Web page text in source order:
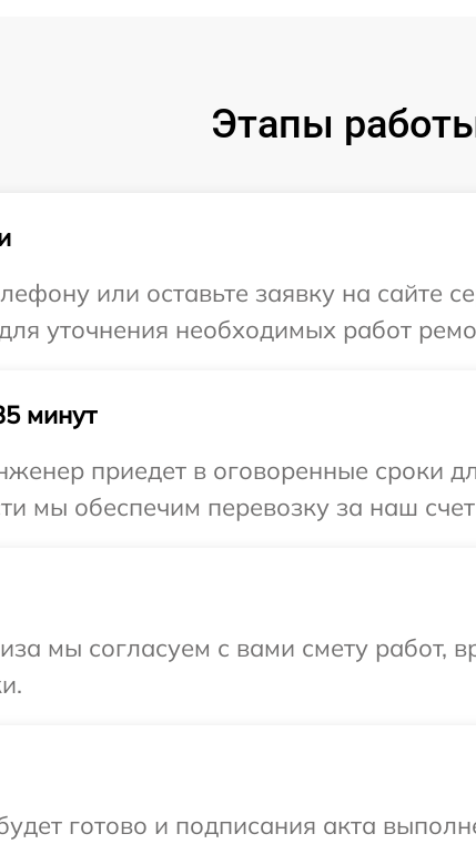
Этапы
или оставьте заявку на сайте
уточнения необходимых работ
минут
приедет в оговоренные сроки
мы обеспечим перевозку за наш
мы согласуем с вами смету работ,
готово и подписания акта